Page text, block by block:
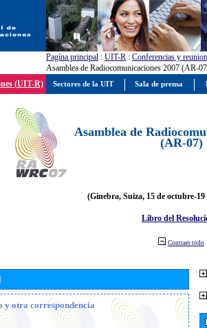
Pagína principal : UIT-R : Conferencias y
Asamblea de Radiocomunicaciones 2007 (AR-
(UIT-R)
Asamblea de
(AR-07)
(Ginebra, Suiza, 15 de octubre-19
Libro del
Contraer todo
y otra correspondencia
Sectores de la UIT Sala de prensa